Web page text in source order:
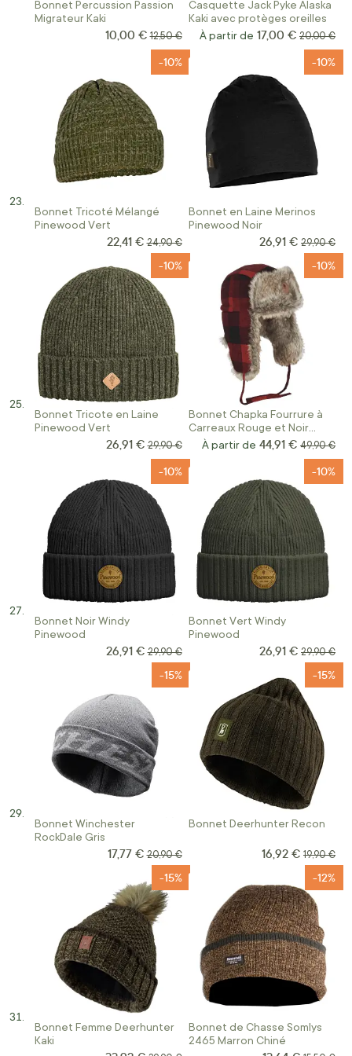
Bonnet Percussion Passion
Migrateur Kaki
Prix Spécial
10,00 € Prix normal
12,50 €
Casquette Jack Pyke Alaska
Kaki avec protèges oreilles
À partir de 17,00 € Prix
20,00 €
Bonnet Tricoté Mélangé
Pinewood Vert
-10%
Prix Spécial
22,41 € Prix normal
24,90 €
Bonnet en Laine Merinos
Pinewood Noir
-10%
Prix Spécial
26,91 € Prix
29,90 €
Bonnet Tricote en Laine
Pinewood Vert
-10%
Prix Spécial
26,91 € Prix normal
29,90 €
Bonnet Chapka Fourrure à
Carreaux Rouge et Noir
Classique Pinewood
-10%
À partir de 44,91 € Prix
49,90 €
Bonnet Noir Windy
Pinewood
-10%
Prix Spécial
26,91 € Prix normal
29,90 €
Bonnet Vert Windy
Pinewood
-10%
Prix Spécial
26,91 € Prix
29,90 €
Bonnet Winchester
RockDale Gris
-15%
Prix Spécial
17,77 € Prix normal
20,90 €
Bonnet Deerhunter Recon
-15%
Prix Spécial
16,92 € Prix
19,90 €
Bonnet Femme Deerhunter
Kaki
-15%
Bonnet de Chasse Somlys
2465 Marron Chiné
-12%